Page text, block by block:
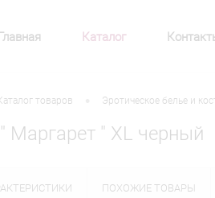
Главная Каталог
товаров Эротическое белье и
Маргарет " XL черный
ПОХОЖИЕ ТОВАРЫ